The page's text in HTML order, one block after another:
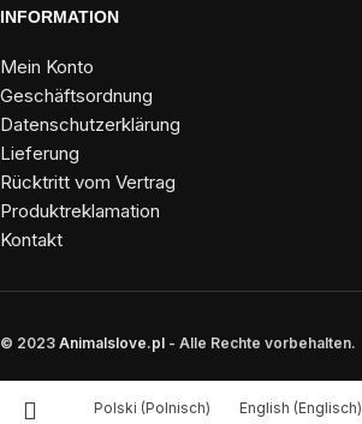
INFORMATION
Mein Konto
Geschäftsordnung
Datenschutzerklärung
Lieferung
Rücktritt vom Vertrag
Produktreklamation
Kontakt
© 2023 Animalslove.pl - Alle Rechte vorbehalten.
Polski (Polnisch) English (Englisch)